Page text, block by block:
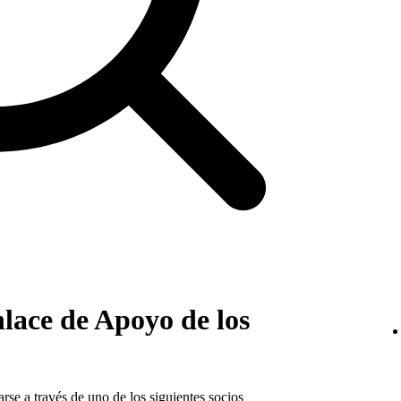
de Apoyo de los
a través de uno de los siguientes socios